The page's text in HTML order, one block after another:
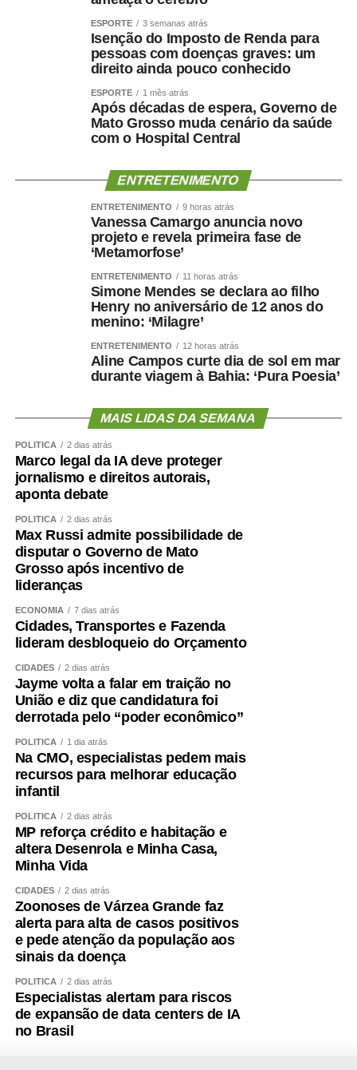
ESPORTE 3 semanas atrás
Isenção do Imposto de Renda para
pessoas com doenças graves: um
direito ainda pouco conhecido
ESPORTE 1 mês atrás
Após décadas de espera, Governo de
Mato Grosso muda cenário da saúde
com o Hospital Central
ENTRETENIMENTO
ENTRETENIMENTO 9 horas atrás
Vanessa Camargo anuncia novo
projeto e revela primeira fase de
‘Metamorfose’
ENTRETENIMENTO 11 horas atrás
Simone Mendes se declara ao filho
Henry no aniversário de 12 anos do
menino: ‘Milagre’
ENTRETENIMENTO 12 horas atrás
Aline Campos curte dia de sol em mar
durante viagem à Bahia: ‘Pura Poesia’
MAIS LIDAS DA SEMANA
POLÍTICA 2 dias atrás
Marco legal da IA deve proteger
jornalismo e direitos autorais,
aponta debate
POLÍTICA 2 dias atrás
Max Russi admite possibilidade de
disputar o Governo de Mato
Grosso após incentivo de
lideranças
ECONOMIA 7 dias atrás
Cidades, Transportes e Fazenda
lideram desbloqueio do Orçamento
CIDADES 2 dias atrás
Jayme volta a falar em traição no
União e diz que candidatura foi
derrotada pelo “poder econômico”
POLÍTICA 1 dia atrás
Na CMO, especialistas pedem mais
recursos para melhorar educação
infantil
POLÍTICA 2 dias atrás
MP reforça crédito e habitação e
altera Desenrola e Minha Casa,
Minha Vida
CIDADES 2 dias atrás
Zoonoses de Várzea Grande faz
alerta para alta de casos positivos
e pede atenção da população aos
sinais da doença
POLÍTICA 2 dias atrás
Especialistas alertam para riscos
de expansão de data centers de IA
no Brasil